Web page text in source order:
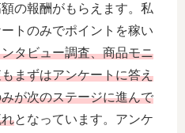
の報酬がもらえます。私
トのみでポイントを稼い
タビュー調査、商品モニ
まずはアンケートに答え
が次のステージに進んで
となっています。アンケ